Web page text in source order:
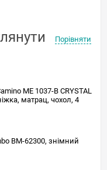
Порівняти
ME 1037-B CRYSTAL
матрац, чохол, 4
BM-62300, знімний